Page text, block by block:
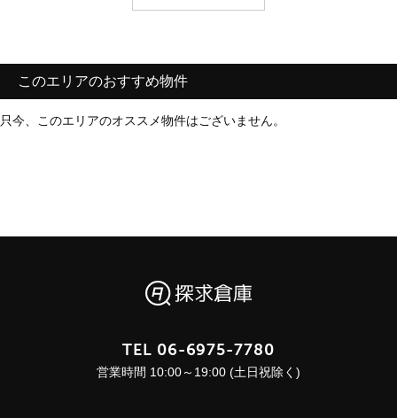
このエリアのおすすめ物件
只今、このエリアのオススメ物件はございません。
TEL 06-6975-7780
営業時間 10:00～19:00 (土日祝除く)